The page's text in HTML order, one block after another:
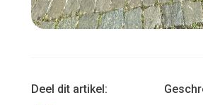
Deel dit artikel: